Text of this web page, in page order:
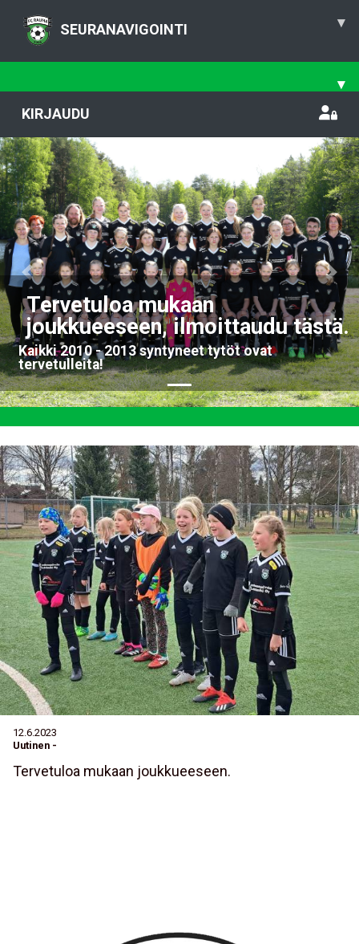
SEURANAVIGOINTI ▾
▾
KIRJAUDU
Tervetuloa mukaan
joukkueeseen, ilmoittaudu tästä.
Kaikki 2010 - 2013 syntyneet tytöt ovat
tervetulleita!
Previous
12.6.2023
Uutinen -
Tervetuloa mukaan joukkueeseen.